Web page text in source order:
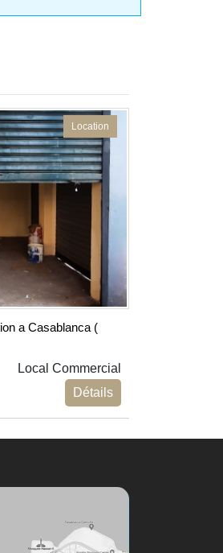
Location
a Casablanca (
Local Commercial
Détails